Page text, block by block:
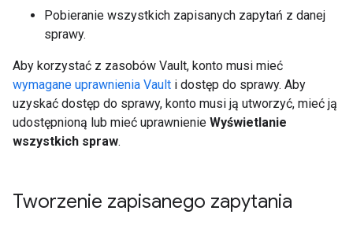
Pobieranie wszystkich zapisanych zapytań z danej
sprawy.
Aby korzystać z zasobów Vault, konto musi mieć
wymagane uprawnienia Vault i dostęp do sprawy. Aby
uzyskać dostęp do sprawy, konto musi ją utworzyć, mieć ją
udostępnioną lub mieć uprawnienie Wyświetlanie
wszystkich spraw.
Tworzenie zapisanego zapytania